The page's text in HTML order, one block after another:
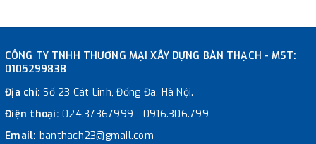
CÔNG TY TNHH THƯƠNG MẠI XÂY DỰNG BÀN THẠCH - MST:
0105299838
Địa chỉ:Số 23 Cát Linh, Đống Đa, Hà Nội.
Điện thoại: 024.37367999 - 0916.306.799
Email: banthach23@gmail.com